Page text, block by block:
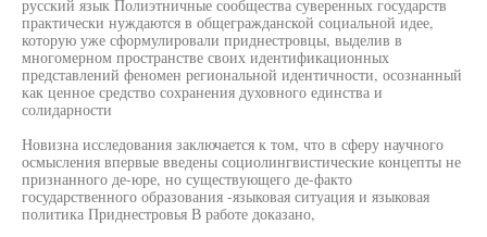
русский язык Полиэтничные сообщества суверенных государств
практически нуждаются в общегражданской социальной идее,
которую уже сформулировали приднестровцы, выделив в
многомерном пространстве своих идентификационных
представлений феномен региональной идентичности, осознанный
как ценное средство сохранения духовного единства и
солидарности
Новизна исследования заключается к том, что в сферу научного
осмысления впервые введены социолингвистические концепты не
признанного де-юре, но существующего де-факто
государственного образования -языковая ситуация и языковая
политика Приднестровья В работе доказано,